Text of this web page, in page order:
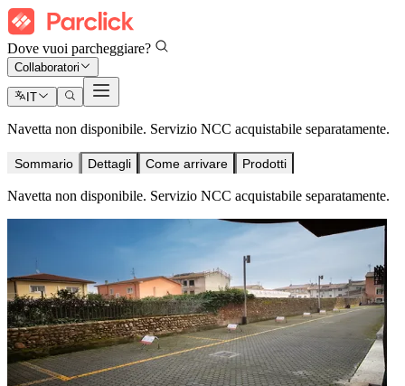
Dove vuoi parcheggiare?
Collaboratori
IT
Navetta non disponibile. Servizio NCC acquistabile separatamente.
Sommario Dettagli Come arrivare Prodotti
Navetta non disponibile. Servizio NCC acquistabile separatamente.